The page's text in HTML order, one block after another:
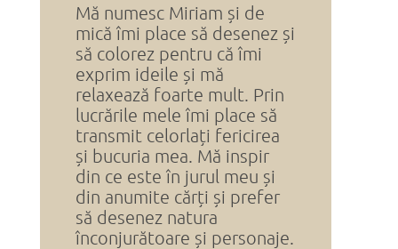
Mă numesc Miriam și de
mică îmi place să desenez și
să colorez pentru că îmi
exprim ideile și mă
relaxează foarte mult. Prin
lucrările mele îmi place să
transmit celorlați fericirea
și bucuria mea. Mă inspir
din ce este în jurul meu și
din anumite cărți și prefer
să desenez natura
înconjurătoare și personaje.